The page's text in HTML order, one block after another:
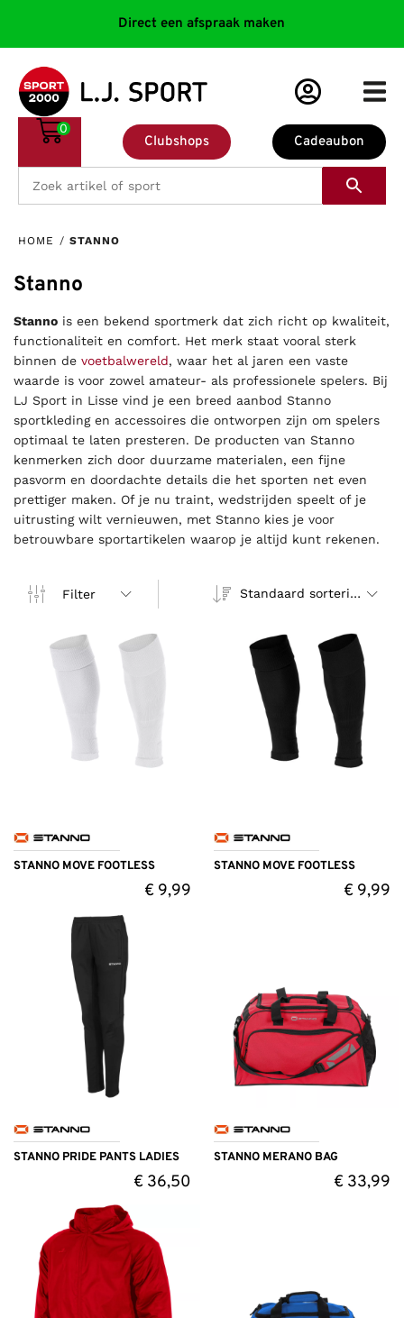
Direct een afspraak maken
Cadeaubon
Clubshops
0
HOME / STANNO
Stanno
Stanno is een bekend sportmerk dat zich richt op kwaliteit,
functionaliteit en comfort. Het merk staat vooral sterk
binnen de voetbalwereld, waar het al jaren een vaste
waarde is voor zowel amateur- als professionele spelers. Bij
LJ Sport in Lisse vind je een breed aanbod Stanno
sportkleding en accessoires die ontworpen zijn om spelers
optimaal te laten presteren. De producten van Stanno
kenmerken zich door duurzame materialen, een fijne
pasvorm en doordachte details die het sporten net even
prettiger maken. Of je nu traint, wedstrijden speelt of je
uitrusting wilt vernieuwen, met Stanno kies je voor
betrouwbare sportartikelen waarop je altijd kunt rekenen.
Filter Standaard sortering
STANNO MOVE FOOTLESS
€9,99
STANNO MOVE FOOTLESS
€ 9,99
STANNO PRIDE PANTS LADIES
€36,50
STANNO MERANO BAG
€ 33,99